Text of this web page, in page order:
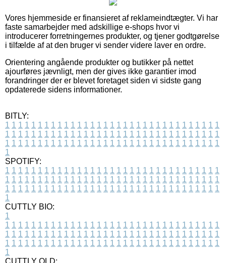
Vores hjemmeside er finansieret af reklameindtægter. Vi har
faste samarbejder med adskillige e-shops hvor vi
introducerer forretningernes produkter, og tjener godtgørelse
i tilfælde af at den bruger vi sender videre laver en ordre.
Orientering angående produkter og butikker på nettet
ajourføres jævnligt, men der gives ikke garantier imod
forandringer der er blevet foretaget siden vi sidste gang
opdaterede sidens informationer.
BITLY:
1 1 1 1 1 1 1 1 1 1 1 1 1 1 1 1 1 1 1 1 1 1 1 1 1 1 1 1 1 1 1 1 1
1 1 1 1 1 1 1 1 1 1 1 1 1 1 1 1 1 1 1 1 1 1 1 1 1 1 1 1 1 1 1 1 1
1 1 1 1 1 1 1 1 1 1 1 1 1 1 1 1 1 1 1 1 1 1 1 1 1 1 1 1 1 1 1 1 1
1
SPOTIFY:
1 1 1 1 1 1 1 1 1 1 1 1 1 1 1 1 1 1 1 1 1 1 1 1 1 1 1 1 1 1 1 1 1
1 1 1 1 1 1 1 1 1 1 1 1 1 1 1 1 1 1 1 1 1 1 1 1 1 1 1 1 1 1 1 1 1
1 1 1 1 1 1 1 1 1 1 1 1 1 1 1 1 1 1 1 1 1 1 1 1 1 1 1 1 1 1 1 1 1
1
CUTTLY BIO:
1
1 1 1 1 1 1 1 1 1 1 1 1 1 1 1 1 1 1 1 1 1 1 1 1 1 1 1 1 1 1 1 1 1
1 1 1 1 1 1 1 1 1 1 1 1 1 1 1 1 1 1 1 1 1 1 1 1 1 1 1 1 1 1 1 1 1
1 1 1 1 1 1 1 1 1 1 1 1 1 1 1 1 1 1 1 1 1 1 1 1 1 1 1 1 1 1 1 1 1
1
CUTTLY OLD: